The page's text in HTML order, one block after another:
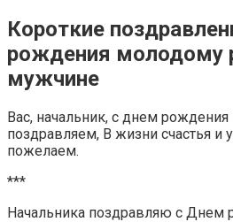
Короткие
рождения молодому
мужчине
Вас, начальник, с днем
поздравляем, В жизни счастья и
пожелаем.
***
Начальника поздравляю с Днем